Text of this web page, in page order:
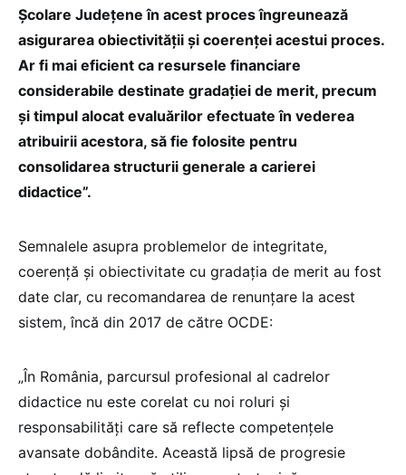
Școlare Județene în acest proces îngreunează
asigurarea obiectivității și coerenței acestui proces.
Ar fi mai eficient ca resursele financiare
considerabile destinate gradației de merit, precum
și timpul alocat evaluărilor efectuate în vederea
atribuirii acestora, să fie folosite pentru
consolidarea structurii generale a carierei
didactice”.
Semnalele asupra problemelor de integritate,
coerență și obiectivitate cu gradația de merit au fost
date clar, cu recomandarea de renunțare la acest
sistem, încă din 2017 de către OCDE:
„În România, parcursul profesional al cadrelor
didactice nu este corelat cu noi roluri și
responsabilități care să reflecte competențele
avansate dobândite. Această lipsă de progresie